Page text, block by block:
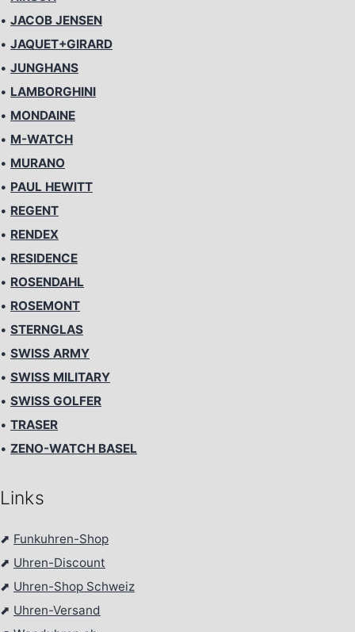
• JACOB JENSEN
• JAQUET+GIRARD
• JUNGHANS
• LAMBORGHINI
• MONDAINE
• M-WATCH
• MURANO
• PAUL HEWITT
• REGENT
• RENDEX
• RESIDENCE
• ROSENDAHL
• ROSEMONT
• STERNGLAS
• SWISS ARMY
• SWISS MILITARY
• SWISS GOLFER
• TRASER
• ZENO-WATCH BASEL
Links
⬈ Funkuhren-Shop
⬈ Uhren-Discount
⬈ Uhren-Shop Schweiz
⬈ Uhren-Versand